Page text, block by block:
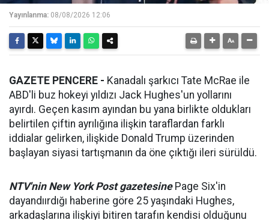
Yayınlanma: 08/08/2026 12:06
GAZETE PENCERE - Kanadalı şarkıcı Tate McRae ile
ABD'li buz hokeyi yıldızı Jack Hughes'un yollarını
ayırdı. Geçen kasım ayından bu yana birlikte oldukları
belirtilen çiftin ayrılığına ilişkin taraflardan farklı
iddialar gelirken, ilişkide Donald Trump üzerinden
başlayan siyasi tartışmanın da öne çıktığı ileri sürüldü.
NTV'nin New York Post gazetesinePage Six'in
dayandıırdığı haberine göre 25 yaşındaki Hughes,
arkadaşlarına ilişkiyi bitiren tarafın kendisi olduğunu